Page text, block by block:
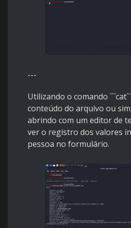
---
Utilizando o comando
conteúdo do arquivo ou
abrindo com um editor de
ver o registro dos valores
pessoa no formulário.